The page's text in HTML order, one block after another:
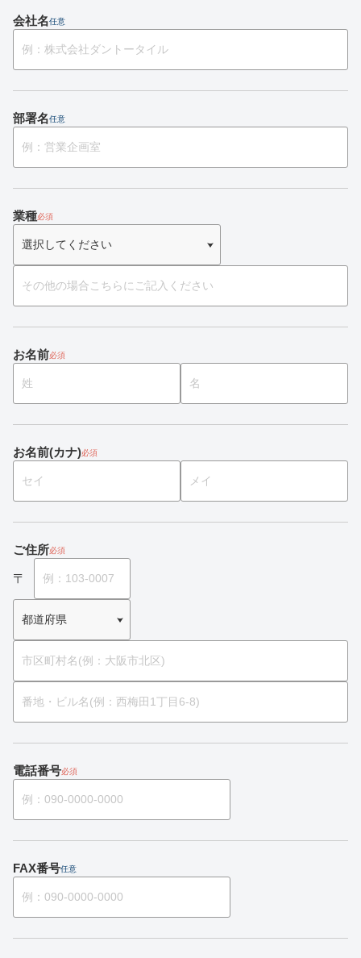
会社名任意
部署名任意
業種必須
お名前必須
お名前(カナ)必須
ご住所必須
電話番号必須
FAX番号任意